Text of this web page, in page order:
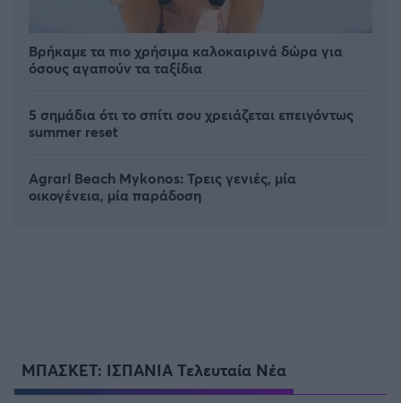
Βρήκαμε τα πιο χρήσιμα καλοκαιρινά δώρα για
όσους αγαπούν τα ταξίδια
5 σημάδια ότι το σπίτι σου χρειάζεται επειγόντως
summer reset
Agrari Beach Mykonos: Τρεις γενιές, μία
οικογένεια, μία παράδοση
ΜΠΑΣΚΕΤ: ΙΣΠΑΝΙΑ Τελευταία Νέα